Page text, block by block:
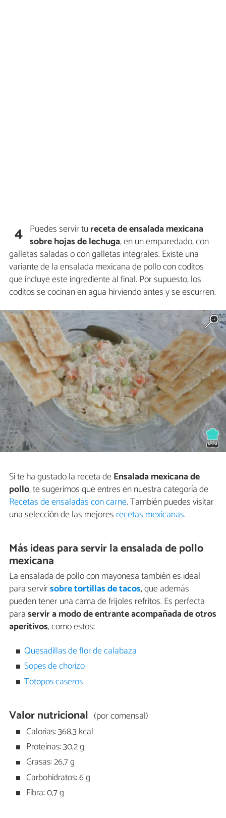
4 Puedes servir tureceta de ensalada mexicana
sobre hojas de lechuga, en un emparedado, con
galletas saladas o con galletas integrales. Existe una
variante de la ensalada mexicana de pollo con coditos
que incluye este ingrediente al final. Por supuesto, los
coditos se cocinan en agua hirviendo antes y se escurren.
Si te ha gustado la receta deEnsalada mexicana de
pollo, te sugerimos que entres en nuestra categoría de
Recetas de ensaladas con carne. También puedes visitar
una selección de las mejores recetas mexicanas.
Más ideas para servir la ensalada de pollo
mexicana
La ensalada de pollo con mayonesa también es ideal
para servirsobre tortillas de tacos, que además
pueden tener una cama de frijoles refritos. Es perfecta
paraservir a modo de entrante acompañada de otros
aperitivos, como estos:
Quesadillas de flor de calabaza
Sopes de chorizo
Totopos caseros
Valor nutricional (por comensal)
Calorías: 368,3 kcal
Proteínas: 30,2 g
Grasas: 26,7 g
Carbohidratos: 6 g
Fibra: 0,7 g